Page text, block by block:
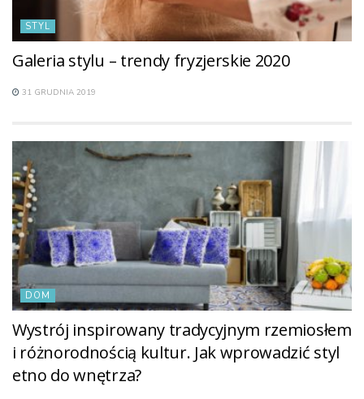
STYL
Galeria stylu – trendy fryzjerskie 2020
31 GRUDNIA 2019
DOM
Wystrój inspirowany tradycyjnym rzemiosłem
i różnorodnością kultur. Jak wprowadzić styl
etno do wnętrza?